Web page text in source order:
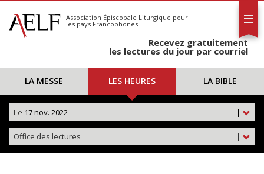
S'abonner
Calendrier
Association Épiscopale Liturgique pour
les pays Francophones
Recevez gratuitement
les lectures du jour par courriel
LA MESSE LES HEURES LA BIBLE
|
Le 17 nov. 2022
|
Office des lectures